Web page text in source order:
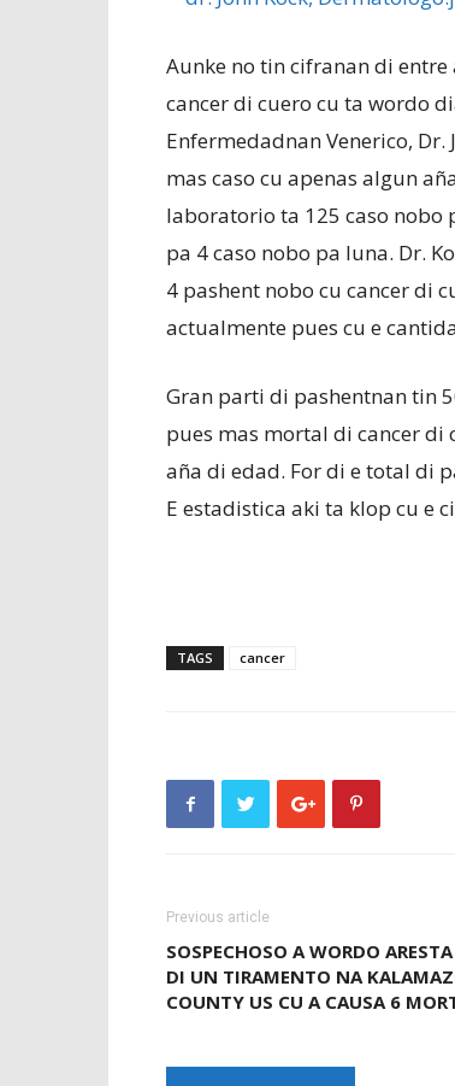
Aunke no tin cifranan di
cancer di cuero cu ta wordo
Enfermedadnan Venerico,
mas caso cu apenas algun
laboratorio ta 125 caso nobo
pa 4 caso nobo pa luna. Dr.
4 pashent nobo cu cancer di
actualmente pues cu e
Gran parti di pashentnan tin
pues mas mortal di cancer di
aña di edad. For di e total di
E estadistica aki ta klop cu e
TAGS cancer
Previous article
SOSPECHOSO A WORDO ARESTA
DI UN TIRAMENTO NA
COUNTY US CU A CAUSA 6